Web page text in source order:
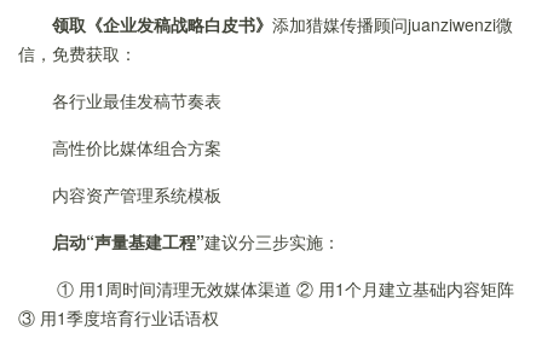
领取《企业发稿战略白皮书》 添加猎媒传播顾问juanziwenzi微
信，免费获取：
各行业最佳发稿节奏表
高性价比媒体组合方案
内容资产管理系统模板
启动“声量基建工程”建议分三步实施：
① 用1周时间清理无效媒体渠道 ② 用1个月建立基础内容矩阵
③ 用1季度培育行业话语权